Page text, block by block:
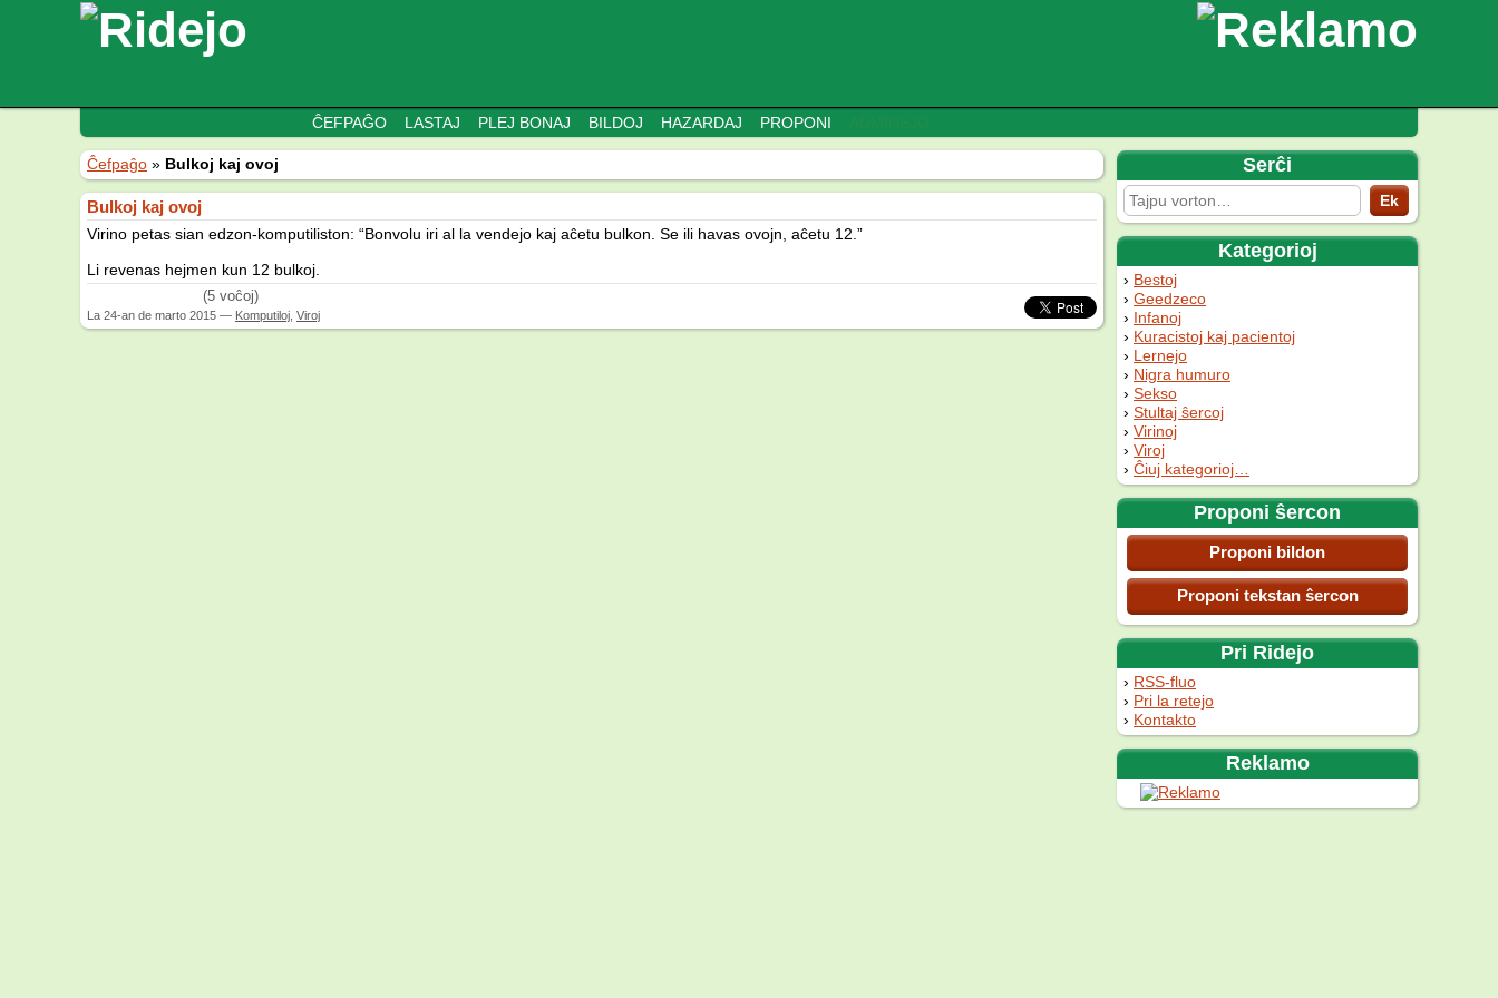
ĈEFPAĜO LASTAJ PLEJ BONAJ BILDOJ HAZARDAJ PROPONI
Serĉi
Kategorioj
Bestoj
Geedzeco
Infanoj
Kuracistoj kaj pacientoj
Lernejo
Nigra humuro
Sekso
Stultaj ŝercoj
Virinoj
Viroj
Ĉiuj kategorioj…
Proponi ŝercon
Proponi bildon
Proponi tekstan ŝercon
Pri Ridejo
RSS-fluo
Pri la retejo
Kontakto
Reklamo
Ĉefpaĝo » Bulkoj kaj ovoj
Bulkoj kaj ovoj
Virino petas sian edzon-komputiliston: “Bonvolu iri al la vendejo kaj aĉetu bulkon. Se ili havas ovojn, aĉetu 12.”
Li revenas hejmen kun 12 bulkoj.
(5 voĉoj)
La 24-an de marto 2015 — Komputiloj Viroj